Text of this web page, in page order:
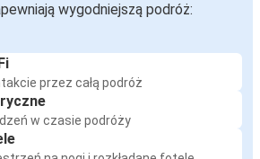
wygodniejszą podróż:
przez całą podróż
w czasie podróży